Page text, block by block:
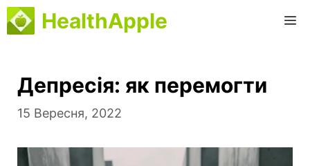
Перейти
до
HealthApple
Депресія: як перемогти
15 Вересня, 2022